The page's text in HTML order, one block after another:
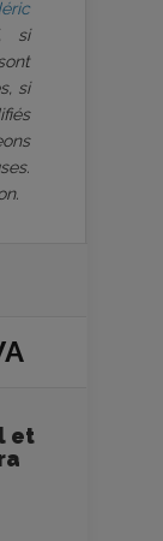
si
si
et